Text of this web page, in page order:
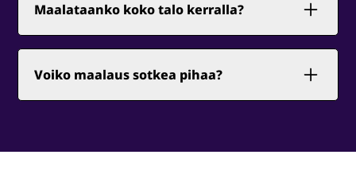
rakennustyyliin.
Maalataanko koko talo kerralla?
Kyllä. Työ tehdään yhtäjaksoisesti
Voiko maalaus sotkea pihaa?